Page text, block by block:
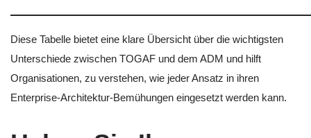
Diese Tabelle bietet eine klare Übersicht über die wichtigsten
Unterschiede zwischen TOGAF und dem ADM und hilft
Organisationen, zu verstehen, wie jeder Ansatz in ihren
Enterprise-Architektur-Bemühungen eingesetzt werden kann.